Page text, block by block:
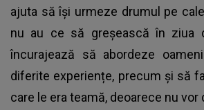
ajuta să își urmeze drumul pe
nu au ce să greșească în ziua
încurajează să abordeze
diferite experiențe, precum și să
care le era teamă, deoarece nu vor